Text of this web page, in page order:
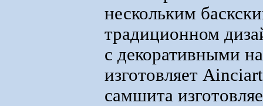
нескольким
традиционном
с декоративными
изготовляет
самшита